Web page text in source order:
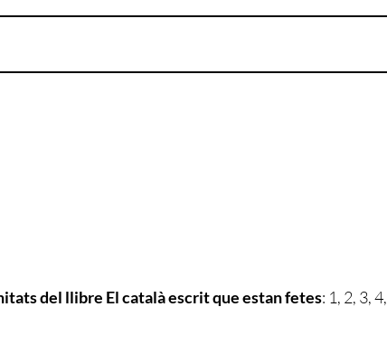
del llibre El català escrit que estan fetes: 1, 2, 3, 4,